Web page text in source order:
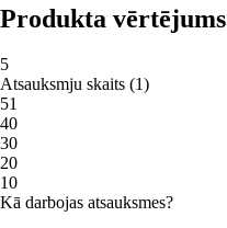
Produkta vērtējums
5
Atsauksmju skaits (1)
51
40
30
20
10
Kā darbojas atsauksmes?